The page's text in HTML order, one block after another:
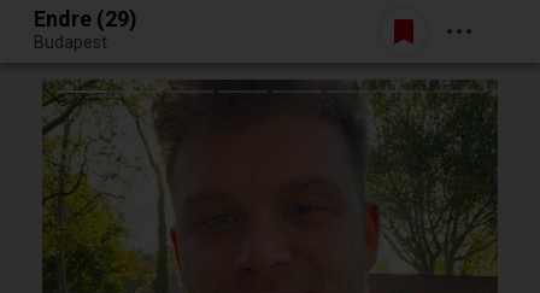
Egy jó randiból bármi lehet.
Belépés
Endre (29)
Budapest